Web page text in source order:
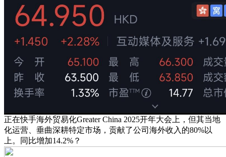
正在快手海外贸易化Greater China 2025开年大会上，但其当地
化运营、垂曲深耕特定市场，贡献了公司海外收入的80%以
上。同比增加14.2%？